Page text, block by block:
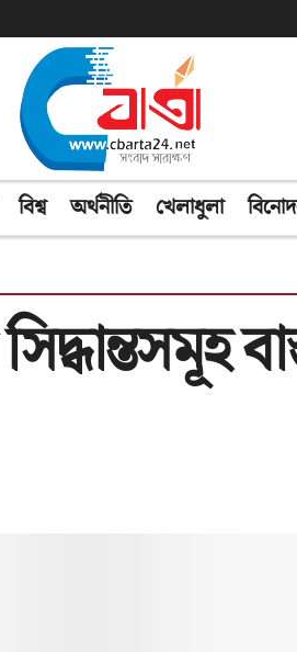
বিশ্ব অর্থনীতি খেলাধুলা